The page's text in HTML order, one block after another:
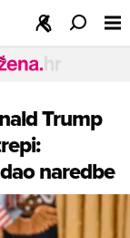
Trump
naredbe